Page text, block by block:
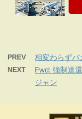
PREV 相変わらずバ
NEXT
Fwd: 強制送
ジャン